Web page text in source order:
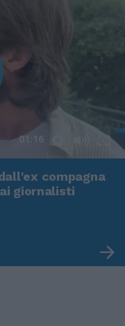
01:16
compagna
giornalisti